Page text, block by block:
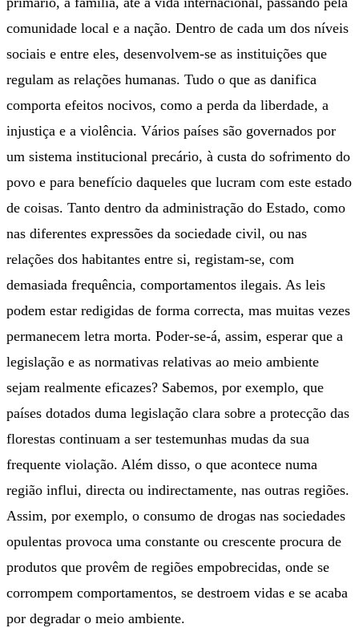
comunidade local e a nação. Dentro de cada um dos níveis
sociais e entre eles, desenvolvem-se as instituições que
regulam as relações humanas. Tudo o que as danifica
comporta efeitos nocivos, como a perda da liberdade, a
injustiça e a violência. Vários países são governados por
um sistema institucional precário, à custa do sofrimento do
povo e para benefício daqueles que lucram com este estado
de coisas. Tanto dentro da administração do Estado, como
nas diferentes expressões da sociedade civil, ou nas
relações dos habitantes entre si, registam-se, com
demasiada frequência, comportamentos ilegais. As leis
podem estar redigidas de forma correcta, mas muitas vezes
permanecem letra morta. Poder-se-á, assim, esperar que a
legislação e as normativas relativas ao meio ambiente
sejam realmente eficazes? Sabemos, por exemplo, que
países dotados duma legislação clara sobre a protecção das
florestas continuam a ser testemunhas mudas da sua
frequente violação. Além disso, o que acontece numa
região influi, directa ou indirectamente, nas outras regiões.
Assim, por exemplo, o consumo de drogas nas sociedades
opulentas provoca uma constante ou crescente procura de
produtos que provêm de regiões empobrecidas, onde se
corrompem comportamentos, se destroem vidas e se acaba
por degradar o meio ambiente.